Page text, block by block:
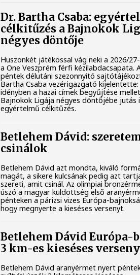
Dr. Bartha Csaba:
célkitűzés a Bajnokok
négyes döntője
Huszonkét játékossal vág neki a 2026/
a One Veszprém férfi kézilabdacsapata.
péntek délutáni szezonnyitó
Bartha Csaba vezérigazgató kijelentette:
idényben a hazai címek begyűjtése
Bajnokok Ligája négyes döntőjébe jutás
egyértelmű célkitűzés.
Betlehem Dávid:
csinálok
Betlehem Dávid azt mondta, kiváló
magát, a sikere kulcsának pedig azt
szereti, amit csinál. Az olimpiai
úszó a magyar küldöttség első
pénteken a párizsi vizes Európa-
hogy megnyerte a kieséses versenyt.
Betlehem Dávid Európa-
3 km-es kieséses
Betlehem Dávid aranyérmet nyert